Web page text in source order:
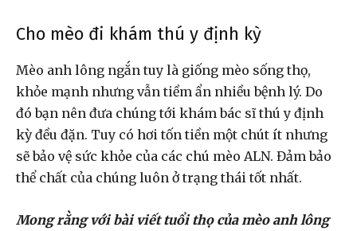
Cho mèo đi khám thú y định kỳ
Mèo anh lông ngắn tuy là giống mèo sống thọ,
khỏe mạnh nhưng vẫn tiềm ẩn nhiều bệnh lý. Do
đó bạn nên đưa chúng tới khám bác sĩ thú y định
kỳ đều đặn. Tuy có hơi tốn tiền một chút ít nhưng
sẽ bảo vệ sức khỏe của các chú mèo ALN. Đảm bảo
thể chất của chúng luôn ở trạng thái tốt nhất.
Mong rằng với bài viết tuổi thọ của mèo anh lông